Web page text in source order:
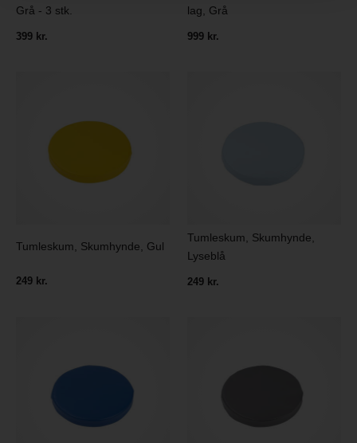
Grå - 3 stk.
399 kr.
lag, Grå
999 kr.
Tumleskum, Skumhynde, Gul
249 kr.
Tumleskum, Skumhynde,
Lyseblå
249 kr.